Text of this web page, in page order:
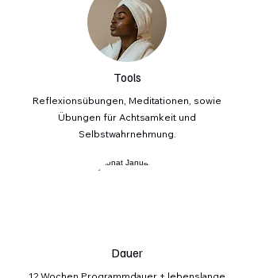
Tools
Reflexionsübungen, Meditationen, sowie
Übungen für Achtsamkeit und
Selbstwahrnehmung.
Dauer